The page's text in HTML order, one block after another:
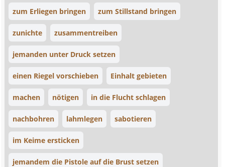
zum Erliegen bringen zum Stillstand bringen
zunichte zusammentreiben
jemanden unter Druck setzen
einen Riegel vorschieben Einhalt gebieten
machen nötigen in die Flucht schlagen
nachbohren lahmlegen sabotieren
im Keime ersticken
jemandem die Pistole auf die Brust setzen